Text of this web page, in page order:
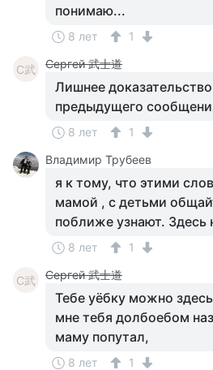
понимаю...
8 лет 1
С武 Сергей 武士道
Лишнее
предыдущего
8 лет
1
Владимир Трубеев
я к тому, что этими
мамой , с детьми
поближе узнают. Здесь
8 лет 1
С武 Сергей 武士道
Тебе уёбку можно
мне тебя долбоебом
маму попутал,
8 лет 1